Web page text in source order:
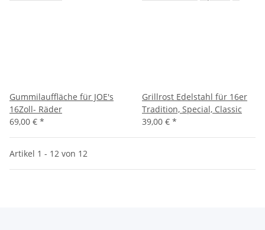
Gummilauffläche für JOE's
16Zoll- Räder
69,00 € *
Grillrost Edelstahl für 16er
Tradition, Special, Classic
39,00 € *
Artikel 1 - 12 von 12